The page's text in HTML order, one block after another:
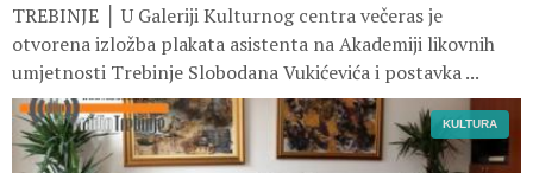
TREBINJE │ U Galeriji Kulturnog centra večeras je
otvorena izložba plakata asistenta na Akademiji likovnih
umjetnosti Trebinje Slobodana Vukićevića i postavka ...
KULTURA